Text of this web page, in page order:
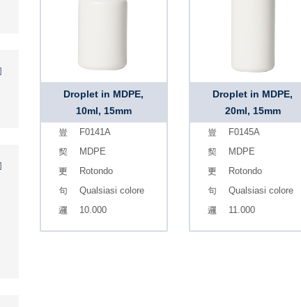
Droplet in MDPE,
10ml, 15mm
F0141A
MDPE
Rotondo
Qualsiasi colore
10.000
Droplet in MDPE,
20ml, 15mm
F0145A
MDPE
Rotondo
Qualsiasi colore
11.000